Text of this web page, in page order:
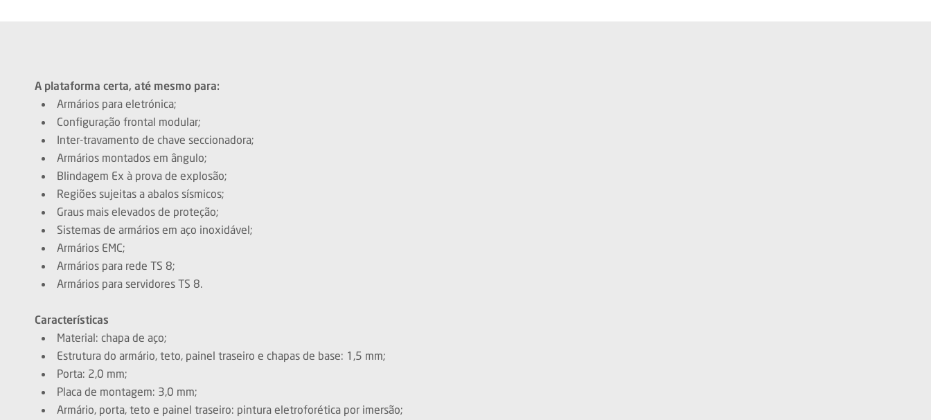
A plataforma certa, até mesmo para:
Armários para eletrónica;
Configuração frontal modular;
Inter-travamento de chave seccionadora;
Armários montados em ângulo;
Blindagem Ex à prova de explosão;
Regiões sujeitas a abalos sísmicos;
Graus mais elevados de proteção;
Sistemas de armários em aço inoxidável;
Armários EMC;
Armários para rede TS 8;
Armários para servidores TS 8.
Características
Material: chapa de aço;
Estrutura do armário, teto, painel traseiro e chapas de base: 1,5 mm;
Porta: 2,0 mm;
Placa de montagem: 3,0 mm;
Armário, porta, teto e painel traseiro: pintura eletroforética por imersão;